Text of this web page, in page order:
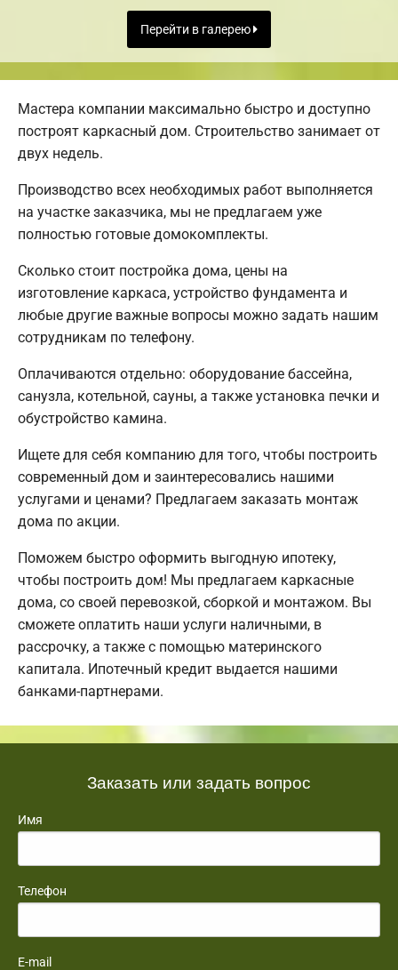
Перейти в галерею
Мастера компании максимально быстро и доступно
построят каркасный дом. Строительство занимает от
двух недель.
Производство всех необходимых работ выполняется
на участке заказчика, мы не предлагаем уже
полностью готовые домокомплекты.
Сколько стоит постройка дома, цены на
изготовление каркаса, устройство фундамента и
любые другие важные вопросы можно задать нашим
сотрудникам по телефону.
Оплачиваются отдельно: оборудование бассейна,
санузла, котельной, сауны, а также установка печки и
обустройство камина.
Ищете для себя компанию для того, чтобы построить
современный дом и заинтересовались нашими
услугами и ценами? Предлагаем заказать монтаж
дома по акции.
Поможем быстро оформить выгодную ипотеку,
чтобы построить дом! Мы предлагаем каркасные
дома, со своей перевозкой, сборкой и монтажом. Вы
сможете оплатить наши услуги наличными, в
рассрочку, а также с помощью материнского
капитала. Ипотечный кредит выдается нашими
банками-партнерами.
Заказать или задать вопрос
Имя
Телефон
E-mail